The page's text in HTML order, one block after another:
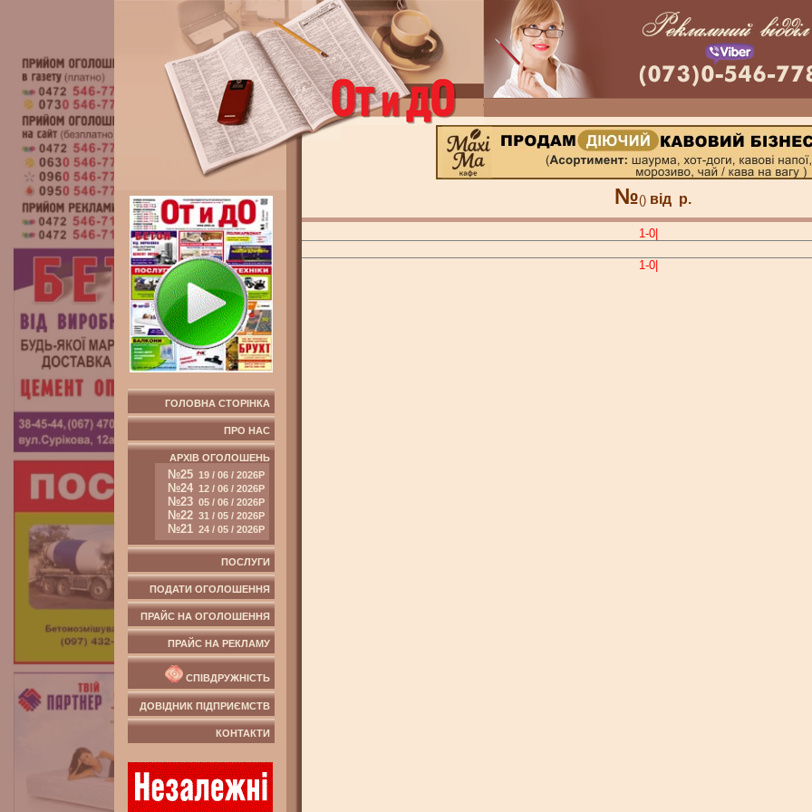
ГОЛОВНА СТОРІНКА
ПРО НАС
АРХІВ ОГОЛОШЕНЬ
№25 19 / 06 / 2026Р
№24 12 / 06 / 2026Р
№23 05 / 06 / 2026Р
№22 31 / 05 / 2026Р
№21 24 / 05 / 2026Р
ПОСЛУГИ
ПОДАТИ ОГОЛОШЕННЯ
ПРАЙС НА ОГОЛОШЕННЯ
ПРАЙС НА РЕКЛАМУ
СПІВДРУЖНІСТЬ
ДОВІДНИК ПІДПРИЄМСТВ
КОНТАКТИ
№() від р.
1-0|
1-0|